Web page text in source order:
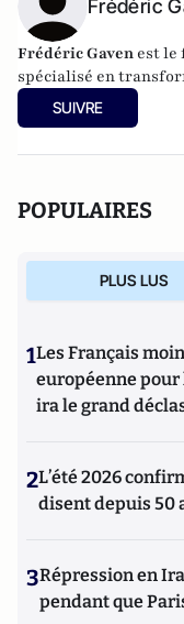
Frédéric
Frédéric Gaven est le
spécialisé en
SUIVRE
POPULAIRES
PLUS LUS
1Les Français
européenne pour
ira le grand
2L’été 2026
disent depuis 50
3Répression en
pendant que